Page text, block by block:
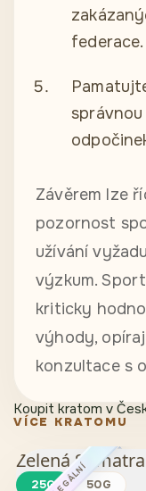
federace.
Závěrem lze
pozornost
užívání
výzkum.
kriticky
výhody,
konzultace s
Koupit kratom v
VÍCE KRATOMU
Zelená
25G 50G